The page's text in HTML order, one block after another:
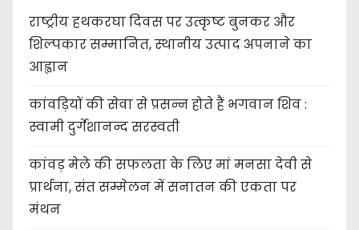
राष्ट्रीय हथकरघा दिवस पर उत्कृष्ट बुनकर और
शिल्पकार सम्मानित, स्थानीय उत्पाद अपनाने का
आह्वान
कांवड़ियों की सेवा से प्रसन्न होते हैं भगवान शिव :
स्वामी दुर्गेशानन्द सरस्वती
कांवड़ मेले की सफलता के लिए मां मनसा देवी से
प्रार्थना, संत सम्मेलन में सनातन की एकता पर
मंथन